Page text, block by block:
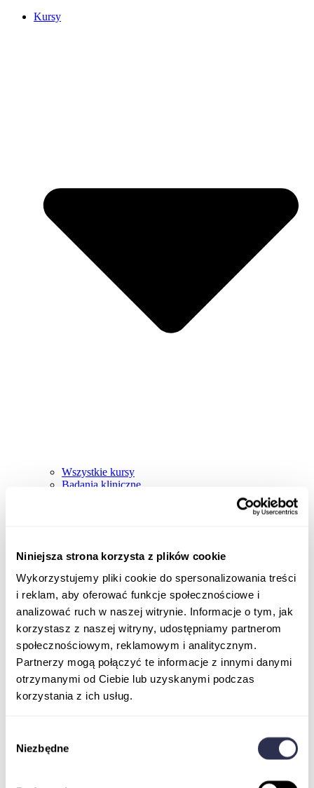
Niniejsza strona korzysta z plików cookie
Wykorzystujemy pliki cookie do spersonalizowania treści
i reklam, aby oferować funkcje społecznościowe i
analizować ruch w naszej witrynie. Informacje o tym, jak
korzystasz z naszej witryny, udostępniamy partnerom
społecznościowym, reklamowym i analitycznym.
Partnerzy mogą połączyć te informacje z innymi danymi
otrzymanymi od Ciebie lub uzyskanymi podczas
korzystania z ich usług.
zgody
Niezbędne
Kursy
Wszystkie kursy
Badania kliniczne